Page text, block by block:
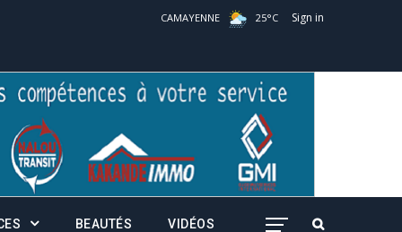
CAMAYENNE 25°C Sign in
BEAUTÉS VIDÉOS